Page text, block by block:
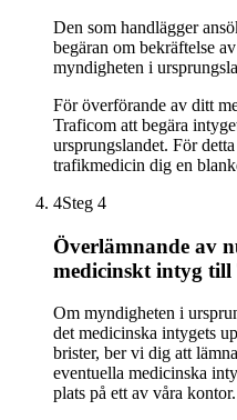
Den som handlägger
begäran om bekräftelse
myndigheten i
För överförande av ditt
Traficom att begära
ursprungslandet. För
trafikmedicin dig en
4Steg 4
Överlämnande av
medicinskt intyg till
Om myndigheten i
det medicinska intygets
brister, ber vi dig att
eventuella medicinska
plats på ett av våra kontor.